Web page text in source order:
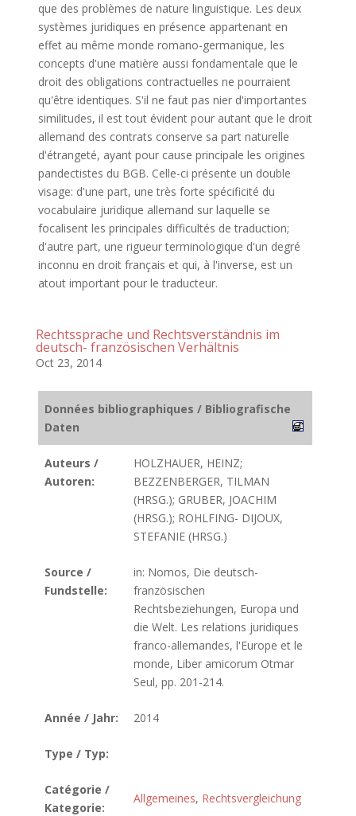
que des problèmes de nature linguistique. Les deux
systèmes juridiques en présence appartenant en
effet au même monde romano-germanique, les
concepts d'une matière aussi fondamentale que le
droit des obligations contractuelles ne pourraient
qu'être identiques. S'il ne faut pas nier d'importantes
similitudes, il est tout évident pour autant que le droit
allemand des contrats conserve sa part naturelle
d'étrangeté, ayant pour cause principale les origines
pandectistes du BGB. Celle-ci présente un double
visage: d'une part, une très forte spécificité du
vocabulaire juridique allemand sur laquelle se
focalisent les principales difficultés de traduction;
d'autre part, une rigueur terminologique d'un degré
inconnu en droit français et qui, à l'inverse, est un
atout important pour le traducteur.
Rechtssprache und Rechtsverständnis im
deutsch- französischen Verhältnis
Oct 23, 2014
Données bibliographiques / Bibliografische
Daten
Auteurs /
Autoren:
HOLZHAUER, HEINZ;
BEZZENBERGER, TILMAN
(HRSG.); GRUBER, JOACHIM
(HRSG.); ROHLFING- DIJOUX,
STEFANIE (HRSG.)
Source /
Fundstelle:
in: Nomos, Die deutsch-
französischen
Rechtsbeziehungen, Europa und
die Welt. Les relations juridiques
franco-allemandes, l'Europe et le
monde, Liber amicorum Otmar
Seul, pp. 201-214.
Année / Jahr: 2014
Type / Typ:
Catégorie /
Kategorie:
Allgemeines, Rechtsvergleichung